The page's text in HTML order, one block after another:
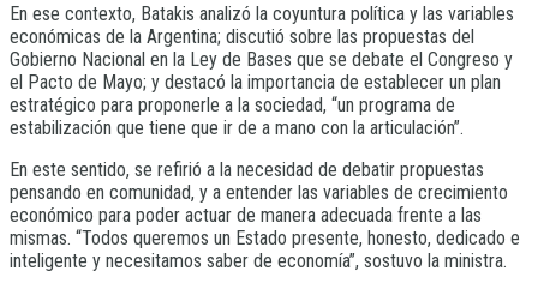
En ese contexto, Batakis analizó la coyuntura política y las variables
económicas de la Argentina; discutió sobre las propuestas del
Gobierno Nacional en la Ley de Bases que se debate el Congreso y
el Pacto de Mayo; y destacó la importancia de establecer un plan
estratégico para proponerle a la sociedad, “un programa de
estabilización que tiene que ir de a mano con la articulación”.
En este sentido, se refirió a la necesidad de debatir propuestas
pensando en comunidad, y a entender las variables de crecimiento
económico para poder actuar de manera adecuada frente a las
mismas. “Todos queremos un Estado presente, honesto, dedicado e
inteligente y necesitamos saber de economía”, sostuvo la ministra.